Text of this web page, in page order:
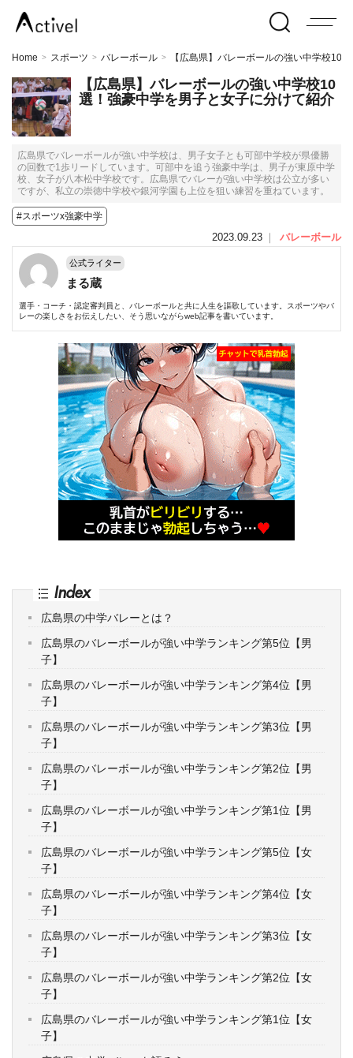
Home > スポーツ > バレーボール > 【広島県】バレーボールの強い中学校10
【広島県】バレーボールの強い中学校10
選！強豪中学を男子と女子に分けて紹介
広島県でバレーボールが強い中学校は、男子女子とも可部中学校が県優勝
の回数で1歩リードしています。可部中を追う強豪中学は、男子が東原中学
校、女子が八本松中学校です。広島県でバレーが強い中学校は公立が多い
ですが、私立の崇徳中学校や銀河学園も上位を狙い練習を重ねています。
#スポーツx強豪中学
2023.09.23 ｜ バレーボール
公式ライター
まる蔵
選手・コーチ・認定審判員と、バレーボールと共に人生を謳歌しています。スポーツやバ
レーの楽しさをお伝えしたい、そう思いながらweb記事を書いています。
Index
広島県の中学バレーとは？
広島県のバレーボールが強い中学ランキング第5位【男
子】
広島県のバレーボールが強い中学ランキング第4位【男
子】
広島県のバレーボールが強い中学ランキング第3位【男
子】
広島県のバレーボールが強い中学ランキング第2位【男
子】
広島県のバレーボールが強い中学ランキング第1位【男
子】
広島県のバレーボールが強い中学ランキング第5位【女
子】
広島県のバレーボールが強い中学ランキング第4位【女
子】
広島県のバレーボールが強い中学ランキング第3位【女
子】
広島県のバレーボールが強い中学ランキング第2位【女
子】
広島県のバレーボールが強い中学ランキング第1位【女
子】